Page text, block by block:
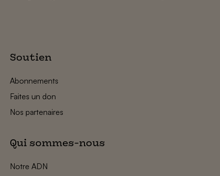
Soutien
Abonnements
Faites un don
Nos partenaires
Qui sommes-nous
Notre ADN